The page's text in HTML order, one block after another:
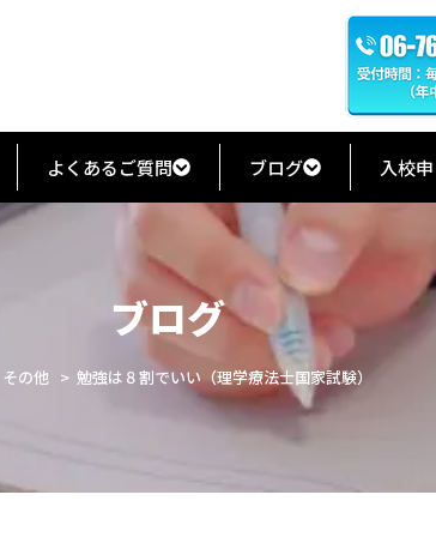
よくあるご質問 ブログ 入校
ブログ
その他 > 勉強は８割でいい（理学療法士国家試験）